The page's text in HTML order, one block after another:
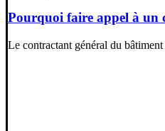
Pourquoi faire appel à un
Le contractant général du